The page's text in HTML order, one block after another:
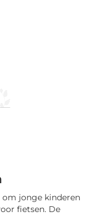
om jonge kinderen
fietsen. De